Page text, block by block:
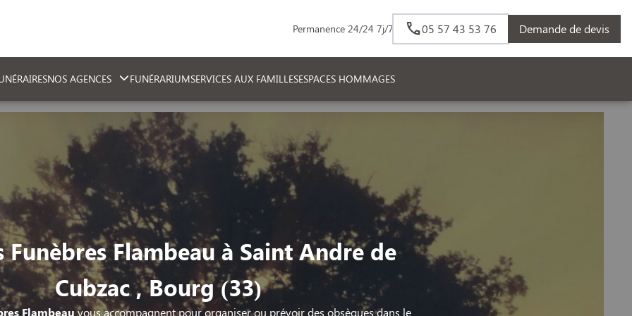
Permanence 24/24 7j/7 05 57 43 53 76 Demande de devis
NOS AGENCES FUNÉRARIUMSERVICES AUX FAMILLESESPACES HOMMAGES
Funèbres Flambeau à Saint Andre de
Cubzac , Bourg (33)
Flambeauvous accompagnent pour organiser ou prévoir des obsèques dans le